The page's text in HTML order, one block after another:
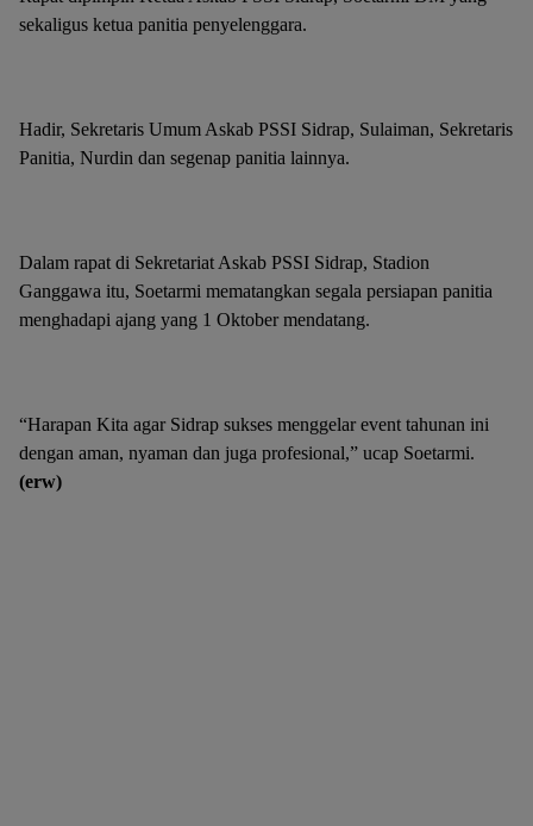
sekaligus ketua panitia penyelenggara.
Hadir, Sekretaris Umum Askab PSSI Sidrap, Sulaiman, Sekretaris
Panitia, Nurdin dan segenap panitia lainnya.
Dalam rapat di Sekretariat Askab PSSI Sidrap, Stadion
Ganggawa itu, Soetarmi mematangkan segala persiapan panitia
menghadapi ajang yang 1 Oktober mendatang.
“Harapan Kita agar Sidrap sukses menggelar event tahunan ini
dengan aman, nyaman dan juga profesional,” ucap Soetarmi.
(erw)